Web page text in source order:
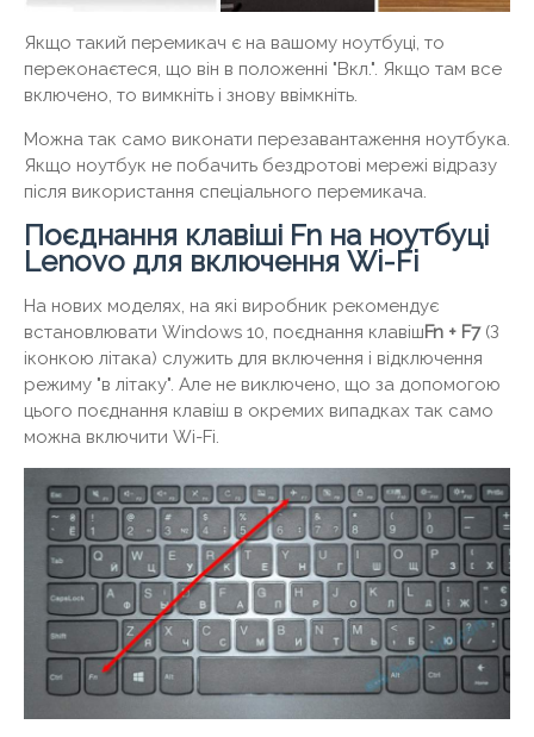
Якщо такий перемикач є на вашому ноутбуці, то
переконаєтеся, що він в положенні "Вкл.". Якщо там все
включено, то вимкніть і знову ввімкніть.
Можна так само виконати перезавантаження ноутбука.
Якщо ноутбук не побачить бездротові мережі відразу
після використання спеціального перемикача.
Поєднання клавіші Fn на ноутбуці
Lenovo для включення Wi-Fi
На нових моделях, на які виробник рекомендує
встановлювати Windows 10, поєднання клавішFn + F7(З
іконкою літака) служить для включення і відключення
режиму "в літаку". Але не виключено, що за допомогою
цього поєднання клавіш в окремих випадках так само
можна включити Wi-Fi.